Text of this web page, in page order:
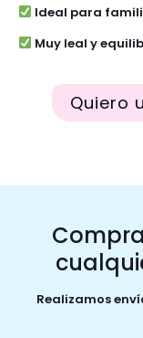
Ideal para
Muy leal y
Quiero
Realizamos